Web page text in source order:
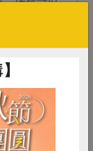
，總算可以